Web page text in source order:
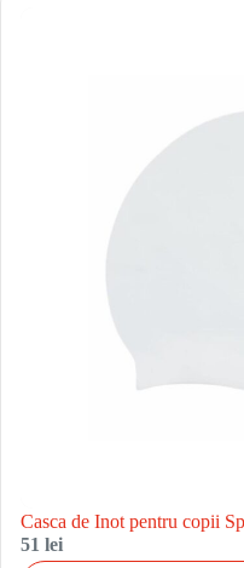
Casca de Inot pentru copii
51 lei